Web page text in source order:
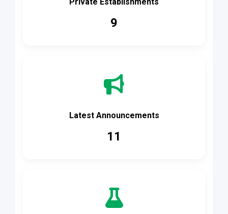
9
Latest Announcements
11